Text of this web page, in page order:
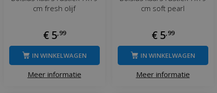
cm fresh olijf
€ 5 99
Meer informatie
IN WINKELWAGEN
cm soft pearl
€ 5 99
Meer informatie
IN WINKELWAGEN